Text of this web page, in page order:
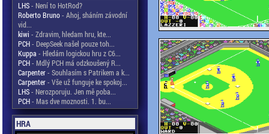
LHS- Není to HotRod?
Roberto Bruno- Ahoj, sháním závodní
vid...
kiwi - Zdravim, hledam hru, kte...
PCH- DeepSeek našel pouze toh...
Kuppa - Hledám logickou hru z C6...
PCH- Mdlý PCH má odzkoušený R...
Carpenter- Souhlasím s Patrikem a k...
Carpenter- Vše už funguje ke spokoj...
LHS- Nerozporuju. Jen mě poba...
PCH- Mas dve moznosti. 1. bu...
HRA